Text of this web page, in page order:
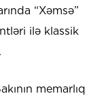
“Xəmsə”
ilə klassik
memarlıq